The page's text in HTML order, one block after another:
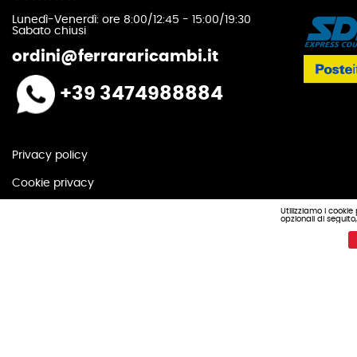
Lunedì-Venerdì: ore 8:00/12:45 - 15:00/19:30
Sabato chiusi
ordini@ferrararicambi.it
+39 3474988884
Privacy policy
Cookie privacy
Ferrara & Figli s.n.c.
Utilizziamo i
opzionali di